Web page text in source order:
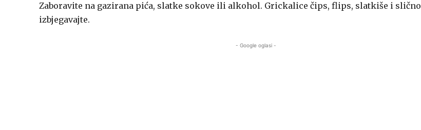
Zaboravite na gazirana pića, slatke sokove ili alkohol. Grickalice čips, flips, slatkiše i slično
izbjegavajte.
- Google oglasi -